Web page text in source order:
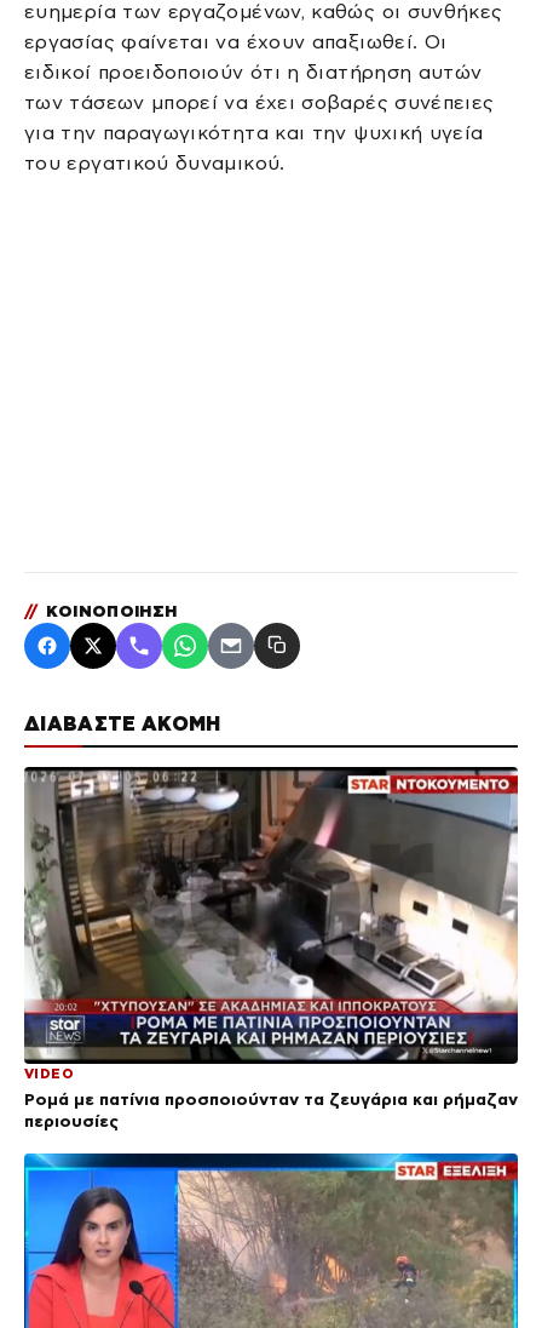
ΔΙΑΒΑΣΤΕ ΑΚΟΜΗ
VIDEO
Ρομά με πατίνια προσποιούνταν τα ζευγάρια και ρήμαζαν
περιουσίες
ευημερία των εργαζομένων, καθώς οι συνθήκες
εργασίας φαίνεται να έχουν απαξιωθεί. Οι
ειδικοί προειδοποιούν ότι η διατήρηση αυτών
των τάσεων μπορεί να έχει σοβαρές συνέπειες
για την παραγωγικότητα και την ψυχική υγεία
του εργατικού δυναμικού.
// ΚΟΙΝΟΠΟΙΗΣΗ